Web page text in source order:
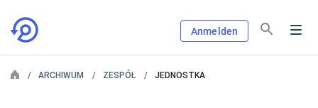
Anmelden
ARCHIWUM ZESPÓŁ JEDNOSTKA